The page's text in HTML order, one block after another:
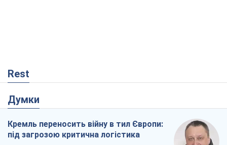
Rest
Думки
Кремль переносить війну в тил Європи:
під загрозою критична логістика